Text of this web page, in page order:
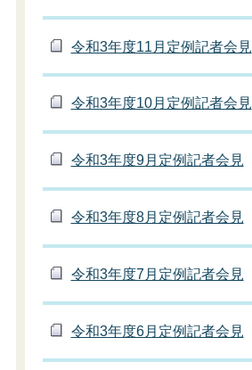
令和3年度11月定例記者会見
令和3年度10月定例記者会見
令和3年度9月定例記者会見
令和3年度8月定例記者会見
令和3年度7月定例記者会見
令和3年度6月定例記者会見